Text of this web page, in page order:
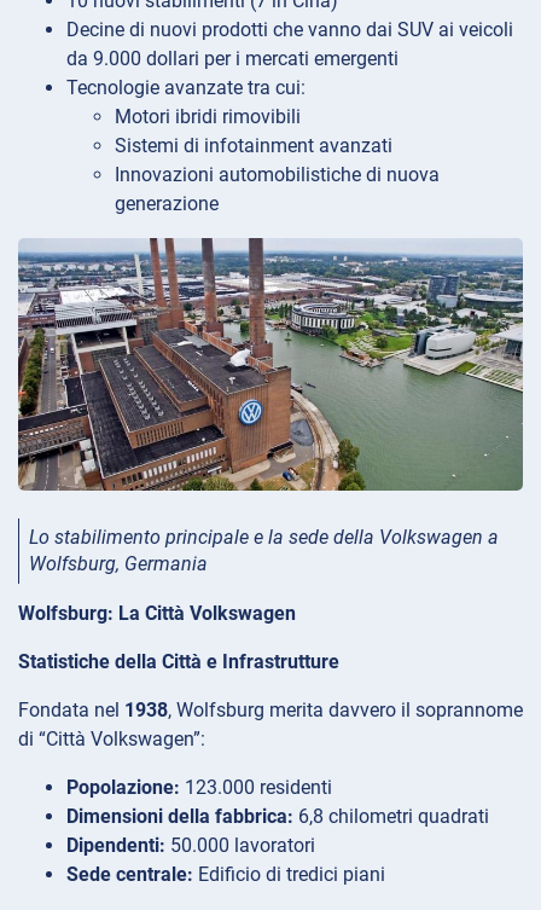
Decine di nuovi prodotti che vanno dai SUV ai veicoli
da 9.000 dollari per i mercati emergenti
Tecnologie avanzate tra cui:
Motori ibridi rimovibili
Sistemi di infotainment avanzati
Innovazioni automobilistiche di nuova
generazione
Lo stabilimento principale e la sede della Volkswagen a
Wolfsburg, Germania
Wolfsburg: La Città Volkswagen
Statistiche della Città e Infrastrutture
Fondata nel 1938, Wolfsburg merita davvero il soprannome
di “Città Volkswagen”:
Popolazione: 123.000 residenti
Dimensioni della fabbrica: 6,8 chilometri quadrati
Dipendenti: 50.000 lavoratori
Sede centrale: Edificio di tredici piani